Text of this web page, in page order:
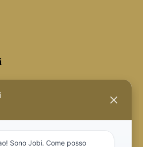
chatbot Jobi
il Pubblico